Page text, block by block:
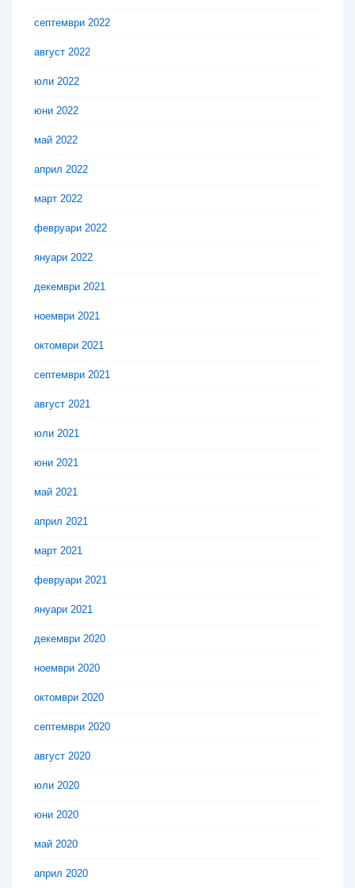
септември 2022
август 2022
юли 2022
юни 2022
май 2022
април 2022
март 2022
февруари 2022
януари 2022
декември 2021
ноември 2021
октомври 2021
септември 2021
август 2021
юли 2021
юни 2021
май 2021
април 2021
март 2021
февруари 2021
януари 2021
декември 2020
ноември 2020
октомври 2020
септември 2020
август 2020
юли 2020
юни 2020
май 2020
април 2020